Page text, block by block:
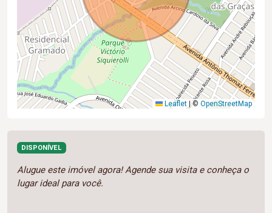
Leaflet |© OpenStreetMap
DISPONÍVEL
Alugue este imóvel agora! Agende sua visita e conheça o
lugar ideal para você.